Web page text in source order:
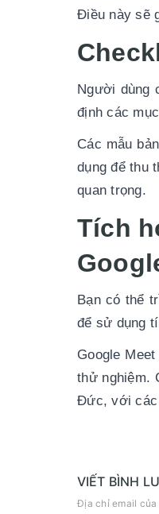
Điều này sẽ
Người dùng
định các
Các mẫu
dụng để thu
quan trọng.
Tích
Bạn có thể
để sử dụng
Google
thử nghiệm.
Đức, với các
VIẾT BÌNH
Địa chỉ email của